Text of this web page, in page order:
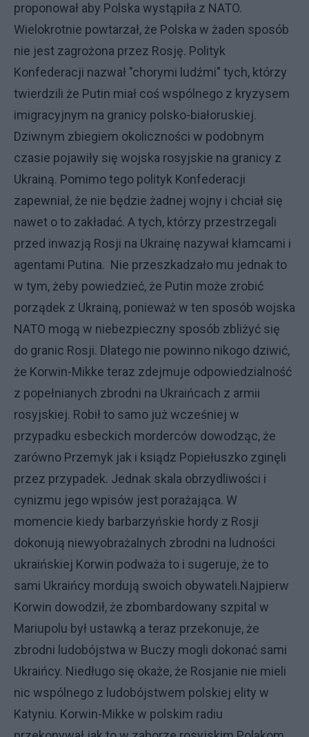
proponował aby Polska wystąpiła z NATO.
Wielokrotnie powtarzał, że Polska w żaden sposób
nie jest zagrożona przez Rosję. Polityk
Konfederacji nazwał "chorymi ludźmi" tych, którzy
twierdzili że Putin miał coś wspólnego z kryzysem
imigracyjnym na granicy polsko-białoruskiej.
Dziwnym zbiegiem okoliczności w podobnym
czasie pojawiły się wojska rosyjskie na granicy z
Ukrainą. Pomimo tego polityk Konfederacji
zapewniał, że nie będzie żadnej wojny i chciał się
nawet o to zakładać. A tych, którzy przestrzegali
przed inwazją Rosji na Ukrainę nazywał kłamcami i
agentami Putina. Nie przeszkadzało mu jednak to
w tym, żeby powiedzieć, że Putin może zrobić
porządek z Ukrainą, ponieważ w ten sposób wojska
NATO mogą w niebezpieczny sposób zbliżyć się
do granic Rosji. Dlatego nie powinno nikogo dziwić,
że Korwin-Mikke teraz zdejmuje odpowiedzialność
z popełnianych zbrodni na Ukraińcach z armii
rosyjskiej. Robił to samo już wcześniej w
przypadku esbeckich morderców dowodząc, że
zarówno Przemyk jak i ksiądz Popiełuszko zginęli
przez przypadek. Jednak skala obrzydliwości i
cynizmu jego wpisów jest porażająca. W
momencie kiedy barbarzyńskie hordy z Rosji
dokonują niewyobrażalnych zbrodni na ludności
ukraińskiej Korwin podważa to i sugeruje, że to
sami Ukraińcy mordują swoich obywateli.Najpierw
Korwin dowodził, że zbombardowany szpital w
Mariupolu był ustawką a teraz przekonuje, że
zbrodni ludobójstwa w Buczy mogli dokonać sami
Ukraińcy. Niedługo się okaże, że Rosjanie nie mieli
nic wspólnego z ludobójstwem polskiej elity w
Katyniu. Korwin-Mikke w polskim radiu